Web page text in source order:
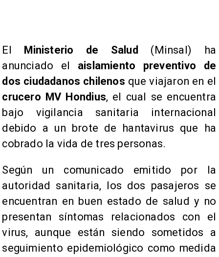
El Ministerio de Salud
(Minsal) ha
anunciado el aislamiento preventivo de
dos ciudadanos chilenos que viajaron en el
crucero MV Hondius, el cual se encuentra
bajo vigilancia sanitaria internacional
debido a un brote de hantavirus que ha
cobrado la vida de tres personas.
Según un comunicado emitido por la
autoridad sanitaria, los dos pasajeros se
encuentran en buen estado de salud y no
presentan síntomas relacionados con el
virus, aunque están siendo sometidos a
seguimiento epidemiológico como medida